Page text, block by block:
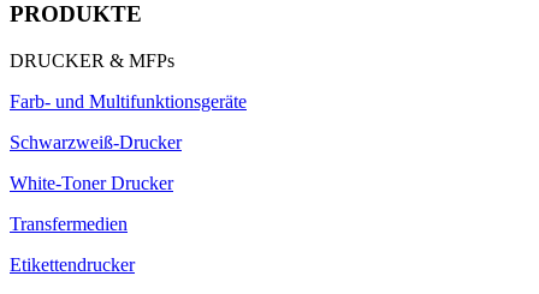
PRODUKTE
DRUCKER & MFPs
Farb- und Multifunktionsgeräte
Schwarzweiß-Drucker
White-Toner Drucker
Transfermedien
Etikettendrucker